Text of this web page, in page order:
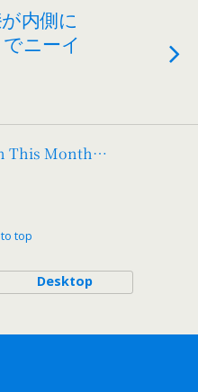
内側に
ニーイ
This Month…
top
Desktop